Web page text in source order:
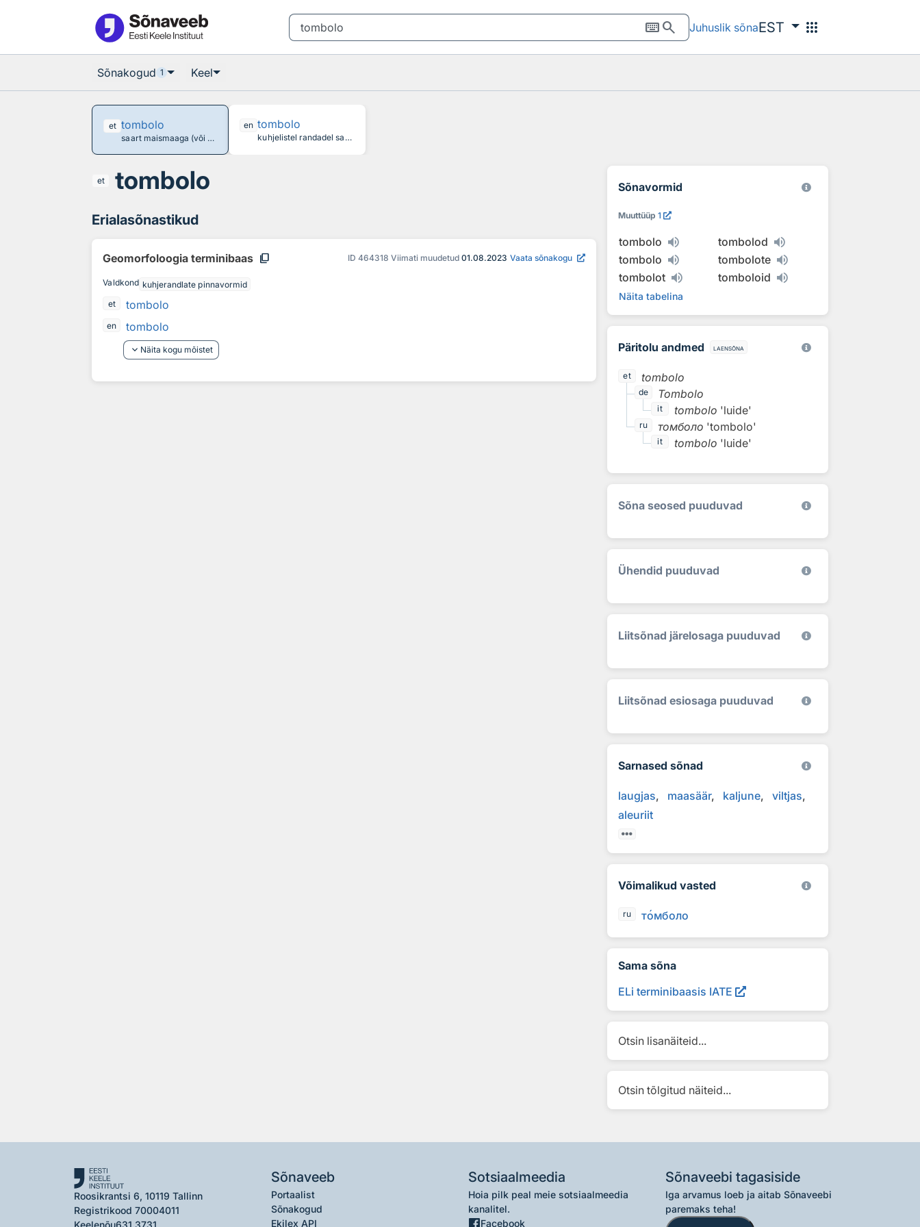
keyboardsearch Juhuslik sõnaEST apps
Sõnakogud 1 Keel
et tombolo
saart maismaaga (või kaht saart omavahel) ühendav maasääre moodi kuhjevorm
en tombolo
kuhjelistel randadel saarte või madalike/karide taga kujunenud maasäär, mis ühendab saart rannajoonega, a deposition coastal landform in which a near-shore island/rocky shallow is attached to the mainland by a narrow coastal spit or bar. Formed due wave refraction around the island and accompanied longshore drift towards the wave shadow where the deposition occurs. May consist of sand, gravel, pebbles.
et tombolo
Erialasõnastikud
Geomorfoloogia terminibaas content_copy ID 464318 Viimati muudetud 01.08.2023 Vaata sõnakogu
Valdkond kuhjerandlate pinnavormid
et
tombolo
en
tombolo
keyboard_arrow_down Näita kogu mõistet
Sõnavormid
Muuttüüp 1
tombolo
tombolod
tombolo
tombolote
tombolot
tomboloid
Näita tabelina
Päritolu andmed laensõna
et tombolo
de Tombolo
it tombolo 'luide'
ru томболо 'tombolo'
it tombolo 'luide'
Sõna seosed puuduvad
Ühendid puuduvad
Liitsõnad järelosaga puuduvad
Liitsõnad esiosaga puuduvad
Sarnased sõnad
laugjas maasäär kaljune
viltjas
aleuriit
Võimalikud vasted
ru томболо
Sama sõna
ELi terminibaasis IATE
Otsin lisanäiteid...
Otsin tõlgitud näiteid...
Roosikrantsi 6, 10119 Tallinn
Registrikood 70004011
Keelenõu631 3731
Sõnaveeb
Portaalist
Sõnakogud
Ekilex API
Sotsiaalmeedia
Hoia pilk peal meie sotsiaalmeedia
kanalitel.
Facebook
Sõnaveebi tagasiside
Iga arvamus loeb ja aitab Sõnaveebi
paremaks teha!